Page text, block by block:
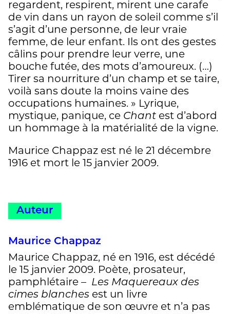
regardent, respirent, mirent une carafe
de vin dans un rayon de soleil comme s’il
s’agit d’une personne, de leur vraie
femme, de leur enfant. Ils ont des gestes
câlins pour prendre leur verre, une
bouche futée, des mots d’amoureux. (…)
Tirer sa nourriture d’un champ et se taire,
voilà sans doute la moins vaine des
occupations humaines. » Lyrique,
mystique, panique, ce Chant est d’abord
un hommage à la matérialité de la vigne.
Maurice Chappaz est né le 21 décembre
1916 et mort le 15 janvier 2009.
Auteur
Maurice Chappaz
Maurice Chappaz, né en 1916, est décédé
le 15 janvier 2009. Poète, prosateur,
pamphlétaire – Les Maquereaux des
cimes blanches est un livre
emblématique de son œuvre et n’a pas